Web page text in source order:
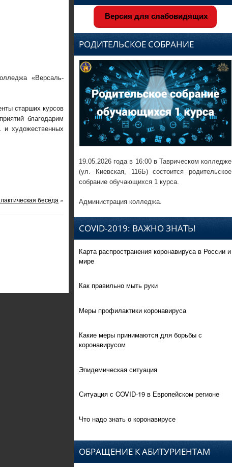
«Версаль-
старших курсов
благодарим
художественных
беседа »
Версия для слабовидящих
РОДИТЕЛЬСКОЕ СОБРАНИЕ
19.05.2026 года в 16:00 в Таврическом колледже
(ул. Киевская, 116Б) состоится родительское
собрание обучающихся 1 курса.
Администрация колледжа.
COVID-2019: ВАЖНО ЗНАТЬ!
Карта распространения коронавируса в России и
мире
Как правильно мыть руки
Меры профилактики коронавируса
Какие меры принимаются для борьбы с
коронавирусом
Эпидемическая ситуация
Ситуация с COVID-19 в Европейском регионе
Что надо знать о коронавирусе
ОБРАЩЕНИЕ К АБИТУРИЕНТАМ